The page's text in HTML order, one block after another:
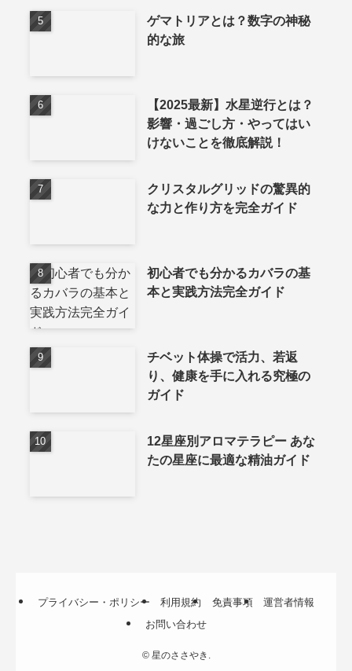
ゲマトリアとは？数字の神秘
的な旅
【2025最新】水星逆行とは？
影響・過ごし方・やってはい
けないことを徹底解説！
クリスタルグリッドの驚異的
な力と作り方を完全ガイド
初心者でも分かるカバラの基
本と実践方法完全ガイド
チベット体操で活力、若返
り、健康を手に入れる究極の
ガイド
12星座別アロマテラピー あな
たの星座に最適な精油ガイド
プライバシー・ポリシー 利用規約 免責事項
運営者情報
お問い合わせ
©星のささやき.